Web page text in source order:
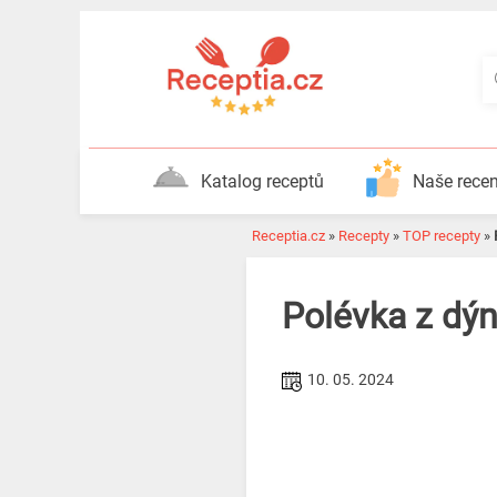
Katalog receptů Naše
Receptia.cz » Recepty » TOP recepty »
Polévka z
10. 05. 2024